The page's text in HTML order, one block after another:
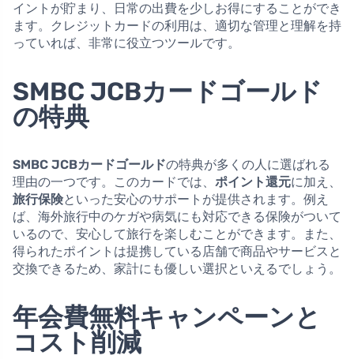
イントが貯まり、日常の出費を少しお得にすることができ
ます。クレジットカードの利用は、適切な管理と理解を持
っていれば、非常に役立つツールです。
SMBC JCBカードゴールド
の特典
SMBC JCBカードゴールドの特典が多くの人に選ばれる
理由の一つです。このカードでは、 ポイント還元に加え、
旅行保険といった安心のサポートが提供されます。例え
ば、海外旅行中のケガや病気にも対応できる保険がついて
いるので、安心して旅行を楽しむことができます。また、
得られたポイントは提携している店舗で商品やサービスと
交換できるため、家計にも優しい選択といえるでしょう。
年会費無料キャンペーンと
コスト削減